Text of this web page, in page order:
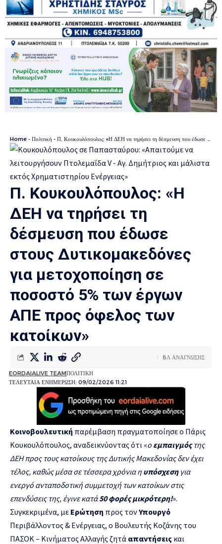
Home - Πολιτική - Π. Κουκουλόπουλος: «Η ΔΕΗ να τηρήσει τη δέσμευση που έδωσε στους Δυτικομακεδόνες για μετοχοποίηση σε ποσοστό 5% των έργων ΑΠΕ προς όφελος των κατοίκων»
Π. Κουκουλόπουλος: «Η
ΔΕΗ να τηρήσει τη
δέσμευση που έδωσε
στους Δυτικομακεδόνες
για μετοχοποίηση σε
ποσοστό 5% των έργων
ΑΠΕ προς όφελος των
κατοίκων»
ΤΕΛΕΥΤΑΙΑ ΕΝΗΜΕΡΩΣΗ: 09/02/2026 11:21
EORDAIALIVE TEAMΠΟΛΙΤΙΚΗ
8Λ ΑΝΑΓΝΩΣΗΣ
Κοινοβουλευτική παρέμβαση πραγματοποίησε ο Πάρις
Κουκουλόπουλος, αναδεικνύοντας ότι «ο εμπαιγμόςτης
ΔΕΗ προς τους κατοίκους της Δυτικής Μακεδονίας δεν έχει
τέλος, καθώς μέσα σε τέσσερα χρόνια η υπόσχεση για
ενεργό ανταποδοτική συμμετοχή των κατοίκων στις
επενδύσεις της, έγινε κατά50 φορές μικρότερη!».
Συγκεκριμένα, με Ερώτηση προς τονΥπουργό
Περιβάλλοντος & Ενέργειας, ο Βουλευτής Κοζάνης του
ΠΑΣΟΚ – Κινήματος Αλλαγής ζητά απαντήσεις και